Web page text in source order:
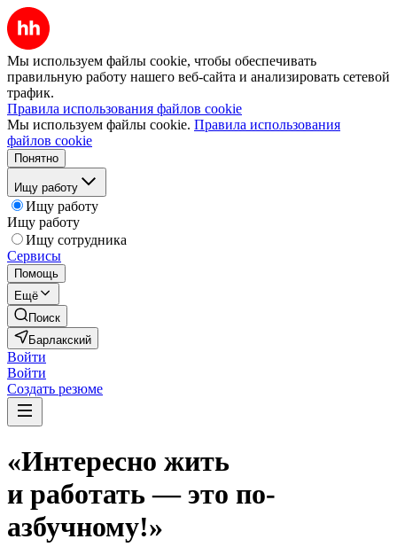
Мы используем файлы cookie, чтобы обеспечивать
правильную работу нашего веб-сайта и анализировать сетевой
трафик.
Правила использования файлов cookie
Мы используем файлы cookie. Правила использования
файлов cookie
Понятно
Ищу работу
Ищу работу
Ищу работу
Ищу сотрудника
Сервисы
Помощь
Ещё
Поиск
Барлакский
Войти
Войти
Создать резюме
«Интересно жить
и работать — это по-
азбучному!»